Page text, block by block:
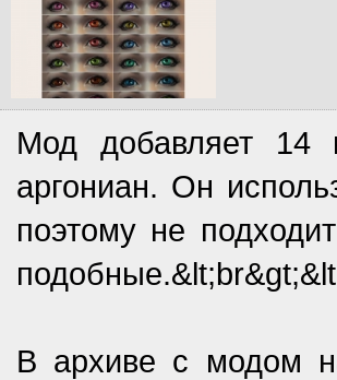
Мод добавляет 14
аргониан. Он
поэтому не
В архиве с модом